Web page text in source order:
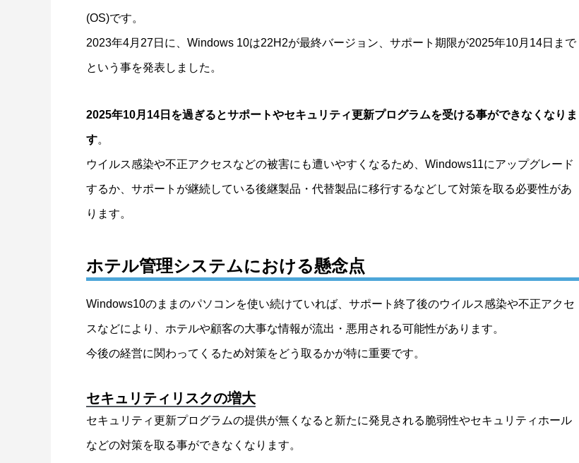
(OS)です。
2023年4月27日に、Windows 10は22H2が最終バージョン、サポート期限が2025年10月14日まで
という事を発表しました。
2025年10月14日を過ぎるとサポートやセキュリティ更新プログラムを受ける事ができなくなりま
す。
ウイルス感染や不正アクセスなどの被害にも遭いやすくなるため、Windows11にアップグレード
するか、サポートが継続している後継製品・代替製品に移行するなどして対策を取る必要性があ
ります。
ホテル管理システムにおける懸念点
Windows10のままのパソコンを使い続けていれば、サポート終了後のウイルス感染や不正アクセ
スなどにより、ホテルや顧客の大事な情報が流出・悪用される可能性があります。
今後の経営に関わってくるため対策をどう取るかが特に重要です。
セキュリティリスクの増大
セキュリティ更新プログラムの提供が無くなると新たに発見される脆弱性やセキュリティホール
などの対策を取る事ができなくなります。